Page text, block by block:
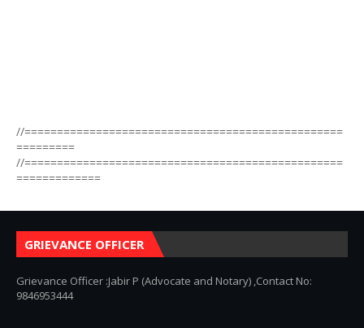
//=================================================
=========
//=================================================
=============
GRIEVANCE OFFICER
Grievance Officer :Jabir P (Advocate and Notary) ,Contact No:
9846953444